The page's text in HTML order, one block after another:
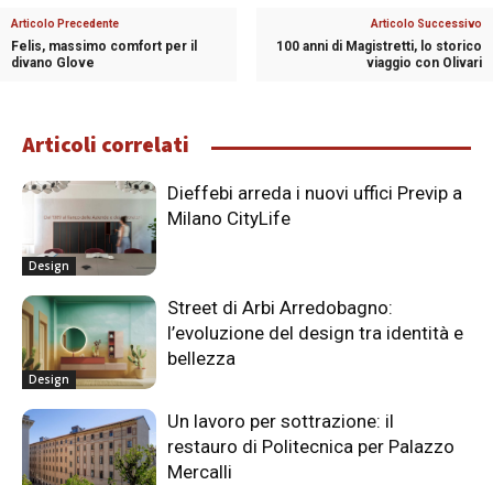
Articolo Precedente
Felis, massimo comfort per il
divano Glove
Articolo Successivo
100 anni di Magistretti, lo storico
viaggio con Olivari
Articoli correlati
Design
Dieffebi arreda i nuovi uffici Previp a
Milano CityLife
Design
Street di Arbi Arredobagno:
l’evoluzione del design tra identità e
bellezza
Un lavoro per sottrazione: il
restauro di Politecnica per Palazzo
Mercalli